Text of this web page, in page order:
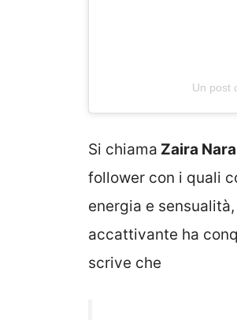
Un post
Si chiama Zaira Nara
follower con i quali
energia e
accattivante ha
scrive che